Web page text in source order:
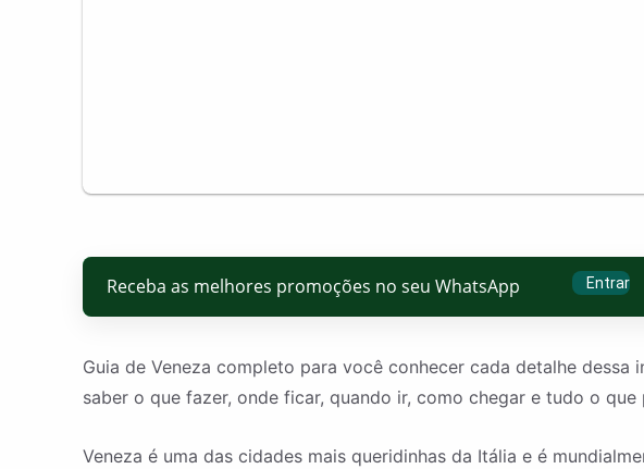
Receba as melhores promoções no seu WhatsApp Entrar
Guia de Veneza completo para você conhecer cada detalhe
saber o que fazer, onde ficar, quando ir, como chegar e tudo o
Veneza é uma das cidades mais queridinhas da Itália e é